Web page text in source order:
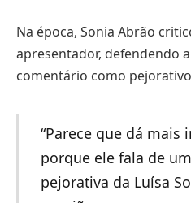
Na época, Sonia Abrão
apresentador, defendendo
comentário como
“Parece que dá mais
porque ele fala de
pejorativa da Luísa